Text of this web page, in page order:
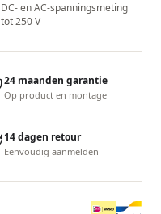
DC- en AC-spanningsmeting
tot 250 V
24 maanden garantie
Op product en montage
14 dagen retour
Eenvoudig aanmelden